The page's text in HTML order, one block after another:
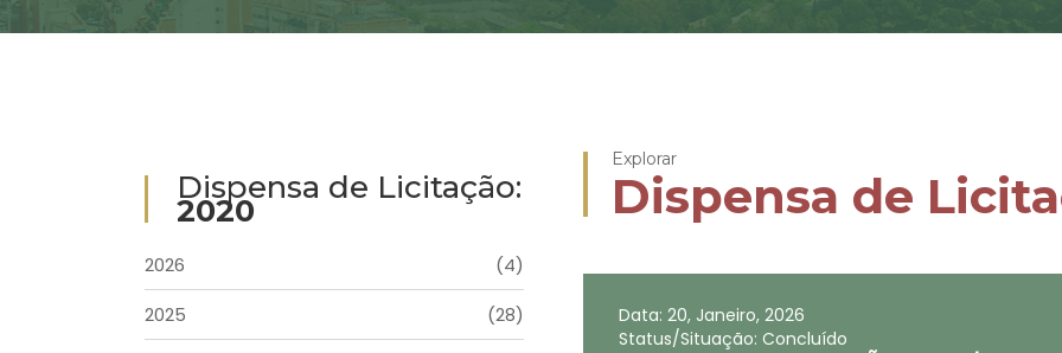
Dispensa de Licitação:
2020
2026
(4)
2025
(28)
Explorar
Dispensa de
Data: 20, Janeiro, 2026
Status/Situação: Concluído